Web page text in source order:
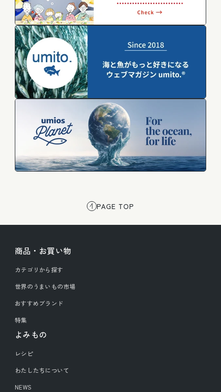
PAGE TOP
商品・お買い物
カテゴリから探す
世界のうまいもの市場
おすすめブランド
特集
よみもの
レシピ
わたしたちについて
NEWS